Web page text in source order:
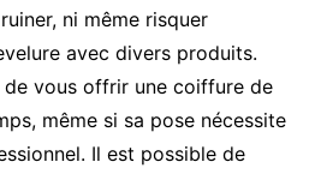
ni même risquer
avec divers produits.
de vous offrir une coiffure de
même si sa pose nécessite
Il est possible de